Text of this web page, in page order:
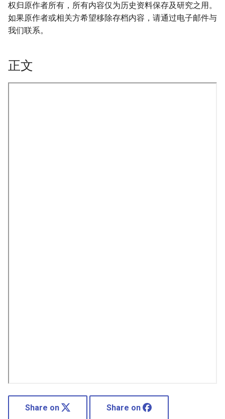
权归原作者所有，所有内容仅为历史资料保存及研究之用。
如果原作者或相关方希望移除存档内容，请通过电子邮件与
我们联系。
正文
Share on Share on